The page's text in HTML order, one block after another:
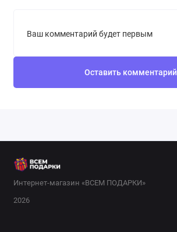
Ваш комментарий будет первым
Оставить комментарий
Интернет-магазин «ВСЕМ ПОДАРКИ»
2026